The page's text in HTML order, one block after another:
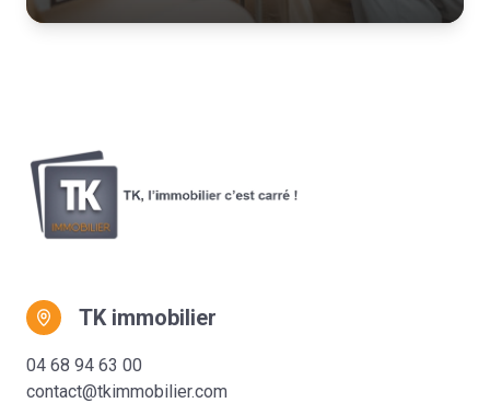
TK immobilier
04 68 94 63 00
contact@tkimmobilier.com